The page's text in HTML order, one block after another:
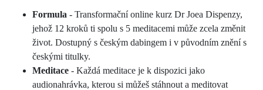
Formula - Transformační online kurz Dr Joea Dispenzy,
jehož 12 kroků ti spolu s 5 meditacemi může zcela změnit
život. Dostupný s českým dabingem i v původním znění s
českými titulky.
Meditace - Každá meditace je k dispozici jako
audionahrávka, kterou si můžeš stáhnout a meditovat